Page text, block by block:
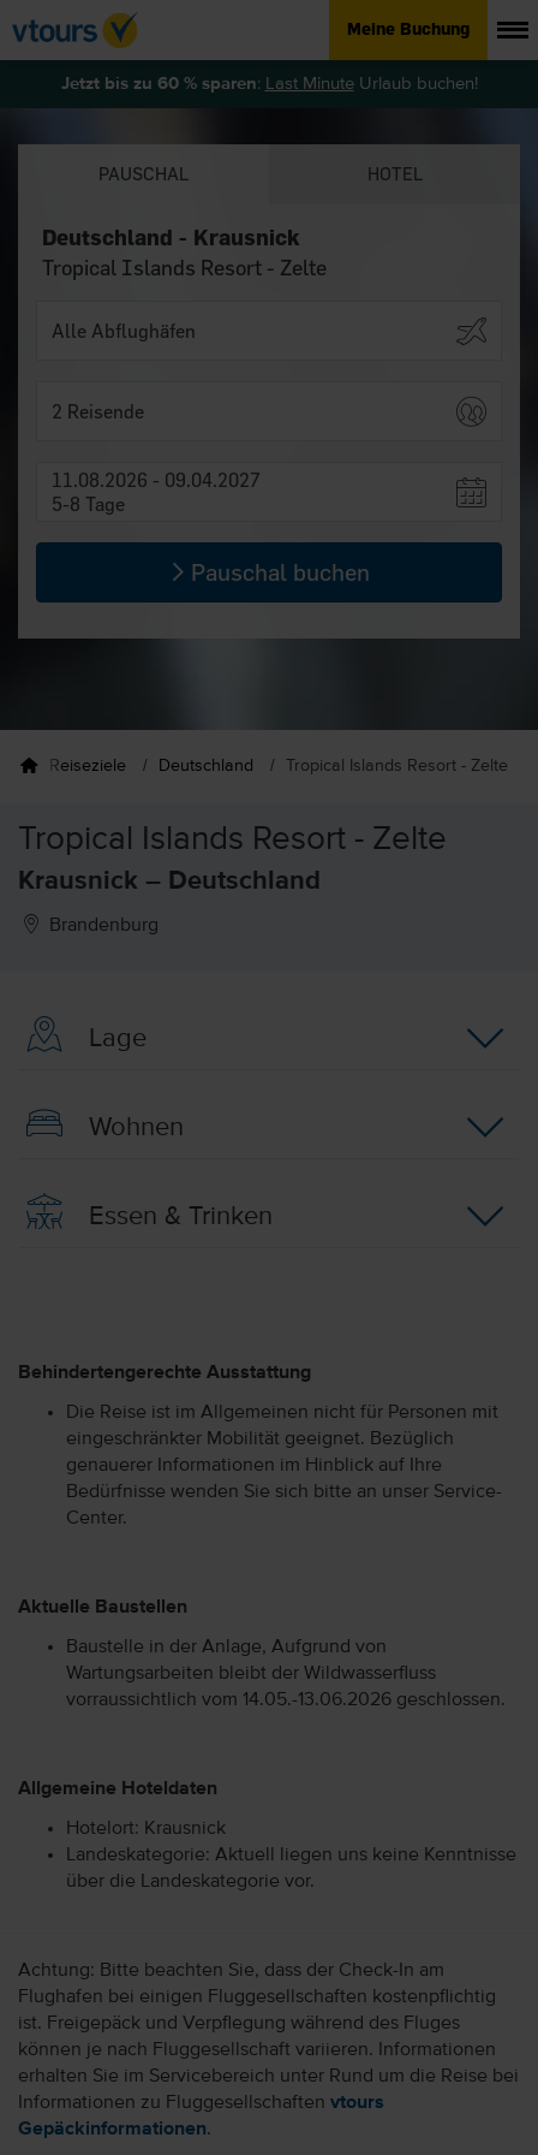
Meine Buchung
Jetzt bis zu 60 % sparen: Last MinuteUrlaub buchen!
PAUSCHAL HOTEL
Deutschland - Krausnick
Tropical Islands Resort - Zelte
2 Reisende
11.08.2026 - 09.04.2027
5-8 Tage
Pauschal buchen
Reiseziele Deutschland Tropical Islands Resort - Zelte
Tropical Islands Resort - Zelte
Krausnick – Deutschland
Brandenburg
Lage
Wohnen
Essen & Trinken
Behindertengerechte Ausstattung
Die Reise ist im Allgemeinen nicht für Personen mit
eingeschränkter Mobilität geeignet. Bezüglich
genauerer Informationen im Hinblick auf Ihre
Bedürfnisse wenden Sie sich bitte an unser Service-
Center.
Aktuelle Baustellen
Baustelle in der Anlage, Aufgrund von
Wartungsarbeiten bleibt der Wildwasserfluss
vorraussichtlich vom 14.05.-13.06.2026 geschlossen.
Allgemeine Hoteldaten
Hotelort: Krausnick
Landeskategorie: Aktuell liegen uns keine Kenntnisse
über die Landeskategorie vor.
Achtung: Bitte beachten Sie, dass der Check-In am
Flughafen bei einigen Fluggesellschaften kostenpflichtig
ist. Freigepäck und Verpflegung während des Fluges
können je nach Fluggesellschaft variieren. Informationen
erhalten Sie im Servicebereich unter Rund um die Reise bei
Informationen zu Fluggesellschaften vtours
Gepäckinformationen.